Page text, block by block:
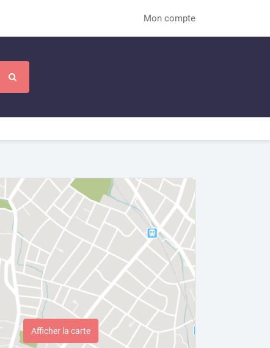
Mon compte
Afficher la carte